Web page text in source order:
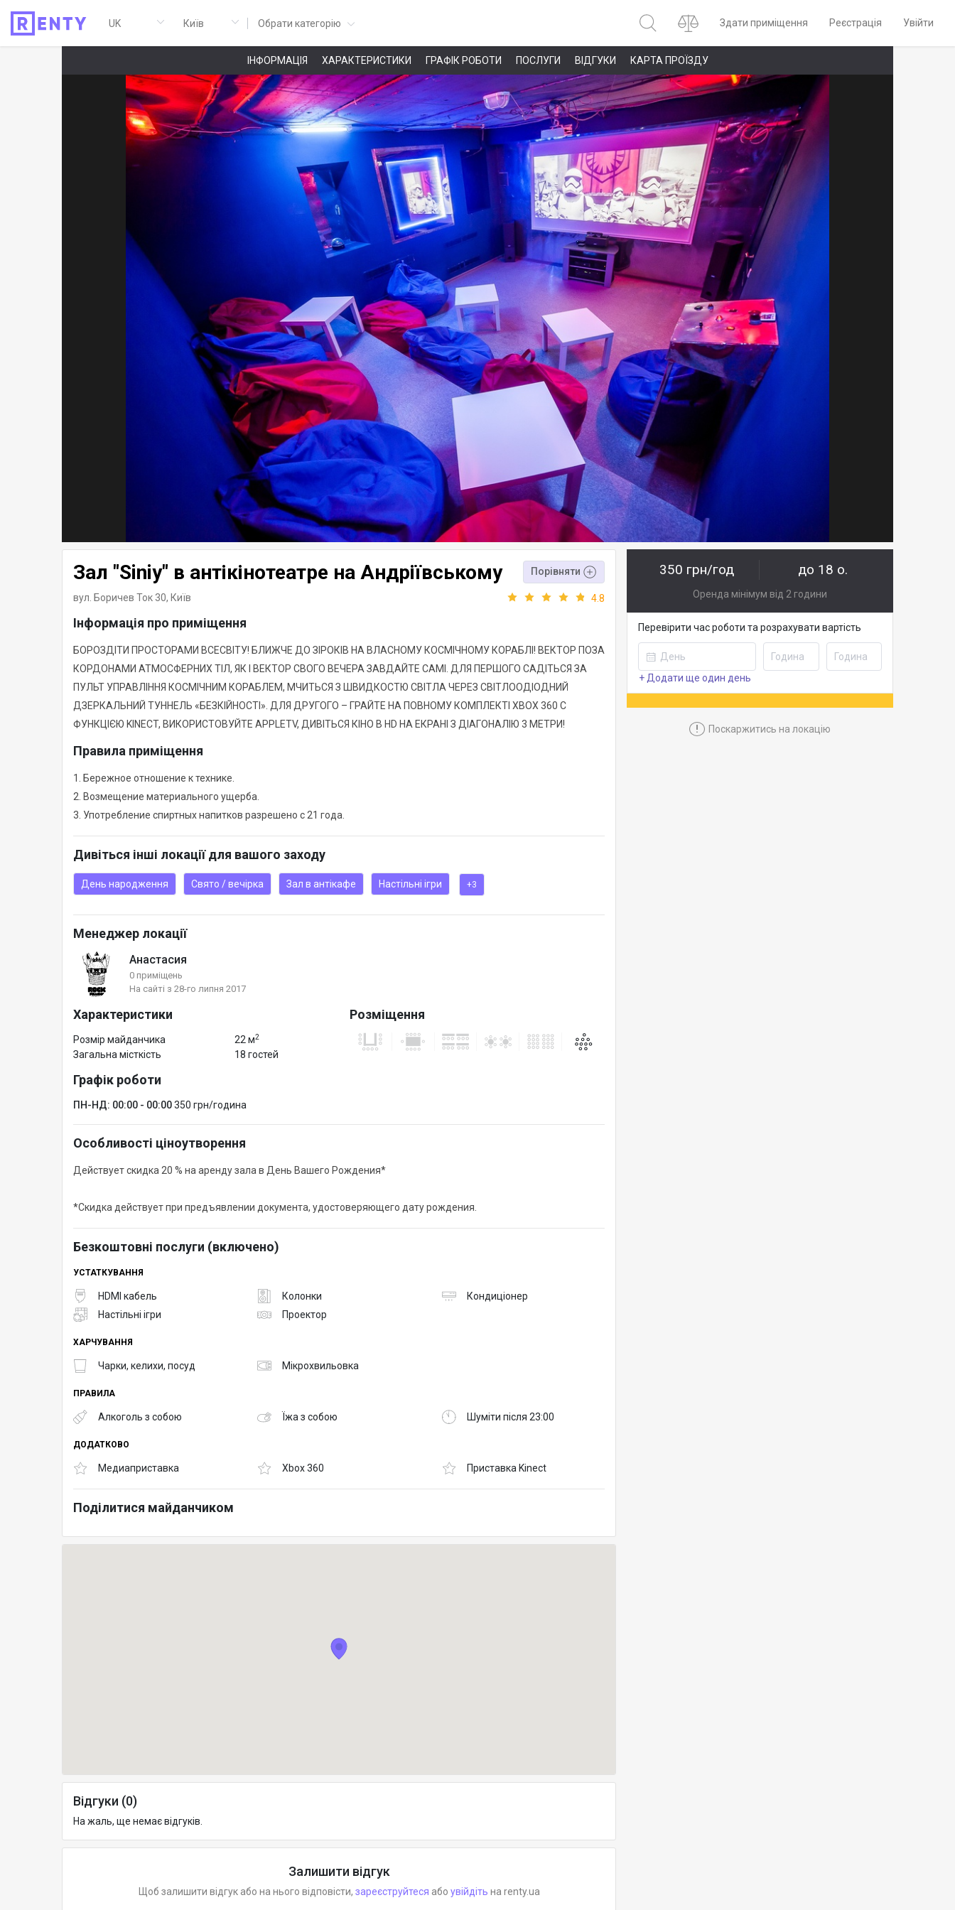
Обрати категорію Здати приміщення Реєстрація Увійти
ІНФОРМАЦІЯ ХАРАКТЕРИСТИКИ ГРАФІК РОБОТИ ПОСЛУГИ ВІДГУКИ КАРТА ПРОЇЗДУ
Зал "Siniy" в антікінотеатре на Андріївському Порівняти
вул. Боричев Ток 30, Київ 4.8
Інформація про приміщення
БОРОЗДІТИ ПРОСТОРАМИ ВСЕСВІТУ! БЛИЖЧЕ ДО ЗІРОКІВ НА ВЛАСНОМУ КОСМІЧНОМУ КОРАБЛІ! ВЕКТОР ПОЗА
КОРДОНАМИ АТМОСФЕРНИХ ТІЛ, ЯК І ВЕКТОР СВОГО ВЕЧЕРА ЗАВДАЙТЕ САМІ. ДЛЯ ПЕРШОГО САДІТЬСЯ ЗА
ПУЛЬТ УПРАВЛІННЯ КОСМІЧНИМ КОРАБЛЕМ, МЧИТЬСЯ З ШВИДКОСТЮ СВІТЛА ЧЕРЕЗ СВІТЛООДІОДНИЙ
ДЗЕРКАЛЬНИЙ ТУННЕЛЬ «БЕЗКІЙНОСТІ». ДЛЯ ДРУГОГО – ГРАЙТЕ НА ПОВНОМУ КОМПЛЕКТІ XBOX 360 C
ФУНКЦІЄЮ KINECT, ВИКОРИСТОВУЙТЕ APPLETV, ДИВІТЬСЯ КІНО В HD НА ЕКРАНІ З ДІАГОНАЛІЮ 3 МЕТРИ!
Правила приміщення
1. Бережное отношение к технике.
2. Возмещение материального ущерба.
3. Употребление спиртных напитков разрешено с 21 года.
Дивіться інші локації для вашого заходу
День народження Свято / вечірка Зал в антікафе Настільні ігри +3
Менеджер локації
Анастасия
0 приміщень
На сайті з 28-го липня 2017
Характеристики
Розмір майданчика 22 м2
Загальна місткість 18 гостей
Розміщення
Графік роботи
ПН-НД: 00:00 - 00:00350 грн/година
Особливості ціноутворення
Действует скидка 20 % на аренду зала в День Вашего Рождения*
*Скидка действует при предъявлении документа, удостоверяющего дату рождения.
Безкоштовні послуги (включено)
УСТАТКУВАННЯ
HDMI кабель Колонки
Кондиціонер
Настільні ігри
Проектор
ХАРЧУВАННЯ
Чарки, келихи, посуд Мікрохвильовка
ПРАВИЛА
Алкоголь з собою Їжа з собою Шуміти після 23:00
ДОДАТКОВО
Медиаприставка Хbox 360 Приставка Kinect
Поділитися майданчиком
Відгуки (0)
На жаль, ще немає відгуків.
Залишити відгук
Щоб залишити відгук або на нього відповісти, зареєструйтеся або увійдіть на renty.ua
350 грн/год до 18 о.
Оренда мінімум від 2 години
Перевірити час роботи та розрахувати вартість
+ Додати ще один день
! Поскаржитись на локацію